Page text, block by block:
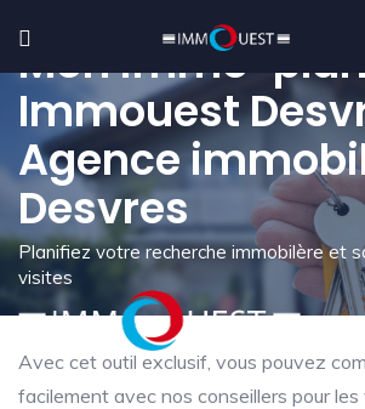
Mon immo-
Immouest
Agence
Desvres
Planifiez votre recherche immobilère et
visites
Avec cet outil exclusif, vous pouvez
facilement avec nos conseillers pour